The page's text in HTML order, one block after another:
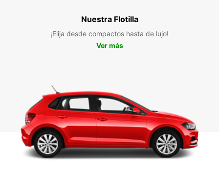
Nuestra Flotilla
¡Elija desde compactos hasta de lujo!
Ver más